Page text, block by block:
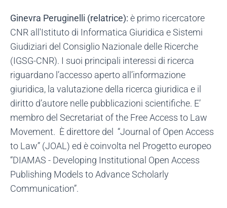
Ginevra Peruginelli (relatrice): è primo ricercatore
CNR all'Istituto di Informatica Giuridica e Sistemi
Giudiziari del Consiglio Nazionale delle Ricerche
(IGSG-CNR). I suoi principali interessi di ricerca
riguardano l’accesso aperto all’informazione
giuridica, la valutazione della ricerca giuridica e il
diritto d’autore nelle pubblicazioni scientifiche. E’
membro del Secretariat of the Free Access to Law
Movement. È direttore del “Journal of Open Access
to Law” (JOAL) ed è coinvolta nel Progetto europeo
“DIAMAS - Developing Institutional Open Access
Publishing Models to Advance Scholarly
Communication”.